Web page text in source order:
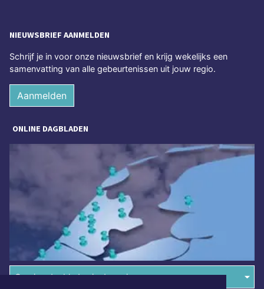
NIEUWSBRIEF AANMELDEN
Schrijf je in voor onze nieuwsbrief en krijg wekelijks een
samenvatting van alle gebeurtenissen uit jouw regio.
Aanmelden
ONLINE DAGBLADEN
Overige dagbladen in de regio